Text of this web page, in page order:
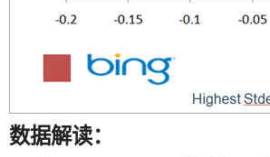
数据解读：